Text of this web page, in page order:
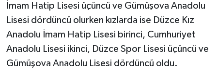
İmam Hatip Lisesi üçüncü ve Gümüşova Anadolu
Lisesi dördüncü olurken kızlarda ise Düzce Kız
Anadolu İmam Hatip Lisesi birinci, Cumhuriyet
Anadolu Lisesi ikinci, Düzce Spor Lisesi üçüncü ve
Gümüşova Anadolu Lisesi dördüncü oldu.